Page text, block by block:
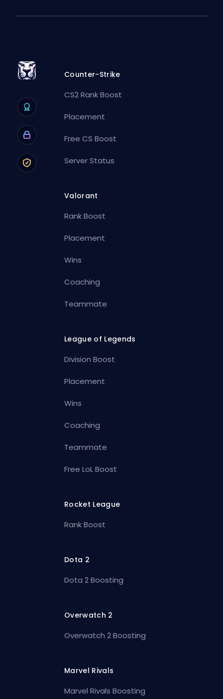
Counter-Strike
CS2 Rank Boost
Placement
Free CS Boost
Server Status
Valorant
Rank Boost
Placement
Wins
Coaching
Teammate
League of Legends
Division Boost
Placement
Wins
Coaching
Teammate
Free LoL Boost
Rocket League
Rank Boost
Dota 2
Dota 2 Boosting
Overwatch 2
Overwatch 2 Boosting
Marvel Rivals
Marvel Rivals Boosting